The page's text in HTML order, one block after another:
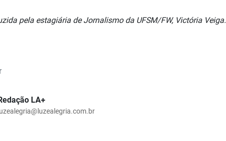
pela estagiária de Jornalismo da UFSM/FW, Victória Veiga.
LA+
luzealegria@luzealegria.com.br